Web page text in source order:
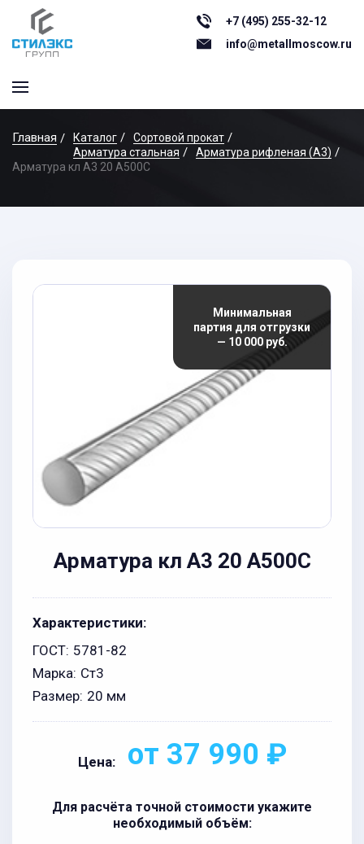
+7 (495) 255-32-12
info@metallmoscow.ru
Главная Каталог
Сортовой прокат
Арматура стальная
Арматура рифленая (А3)
Арматура кл А3 20 А500С
Минимальная
партия для отгрузки
— 10 000 руб.
Арматура кл А3 20 А500С
Характеристики:
ГОСТ: 5781-82
Марка: Ст3
Размер: 20 мм
Цена: от 37 990 ₽
Для расчёта точной стоимости укажите
необходимый объём: